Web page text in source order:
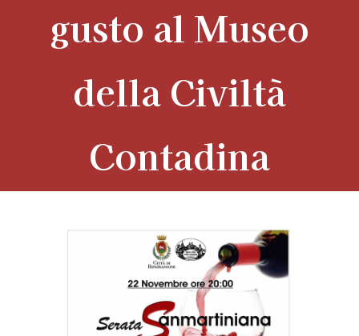
gusto al Museo
della Civiltà
Contadina